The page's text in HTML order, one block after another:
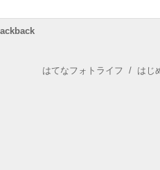
はてなフォトライフ / はじ